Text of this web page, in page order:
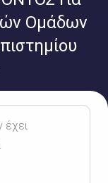
Ομάδων
έχει